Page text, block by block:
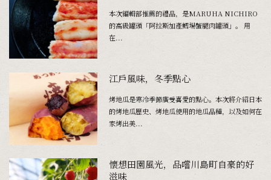
本次編輯部推薦的禮品，是MARUHA NICHIRO
的高級罐頭「阿拉斯加產鱈場蟹腿肉罐頭」。 用
在...
江戶風味，冬季點心
烤地瓜是寒冷季節廣受喜愛的點心。本次將介紹日本
的烤地瓜歷史、烤地瓜使用的地瓜品種，以及如何在
家烤出美...
懷想田園風光，品嚐川島町自豪的好
滋味